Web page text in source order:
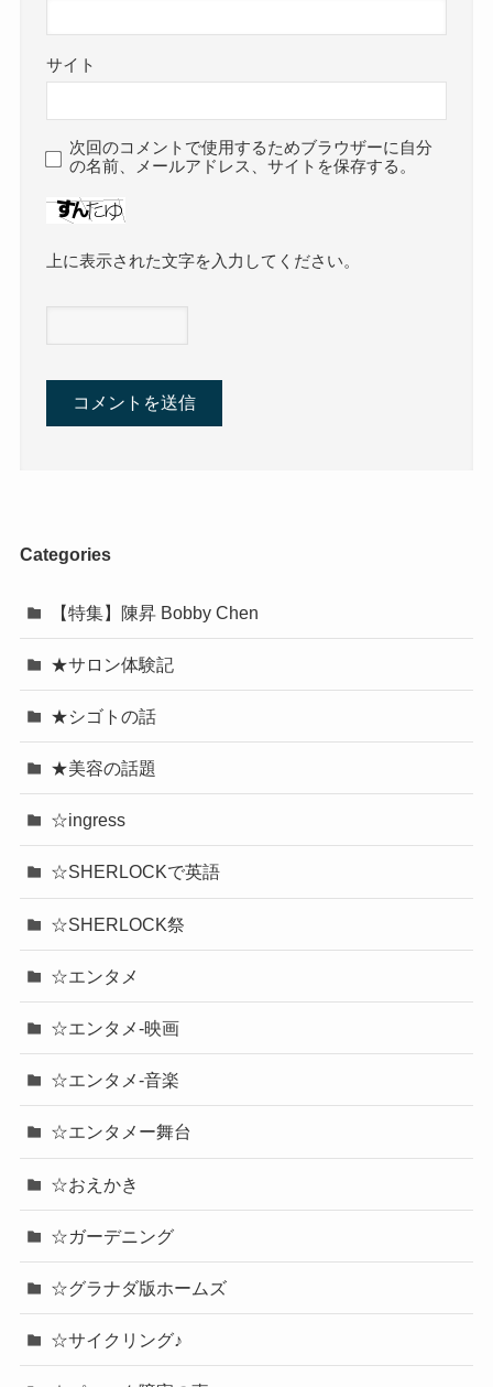
サイト
次回のコメントで使用するためブラウザーに自分
の名前、メールアドレス、サイトを保存する。
上に表示された文字を入力してください。
Categories
【特集】陳昇 Bobby Chen
★サロン体験記
★シゴトの話
★美容の話題
☆ingress
☆SHERLOCKで英語
☆SHERLOCK祭
☆エンタメ
☆エンタメ-映画
☆エンタメ-音楽
☆エンタメー舞台
☆おえかき
☆ガーデニング
☆グラナダ版ホームズ
☆サイクリング♪